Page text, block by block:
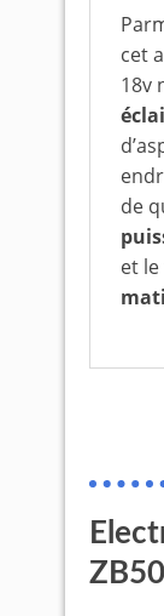
cet
18v
de
et le